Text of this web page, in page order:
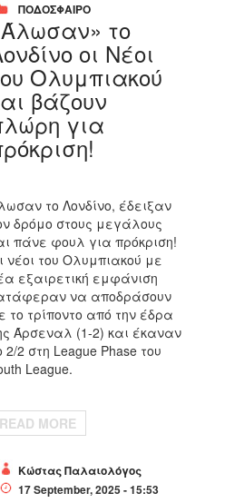
ΠΟΔΟΣΦΑΙΡΟ
το
οι Νέοι
Ολυμπιακού
βάζουν
για
το Λονδίνο, έδειξαν
δρόμο στους μεγάλους
πάνε φουλ για πρόκριση!
νέοι του Ολυμπιακού με
εξαιρετική εμφάνιση
να αποδράσουν
το τρίποντο από την έδρα
Άρσεναλ (1-2) και έκαναν
2/2 στη League Phase του
League.
READ MORE
Κώστας Παλαιολόγος
17 September, 2025 - 15:53